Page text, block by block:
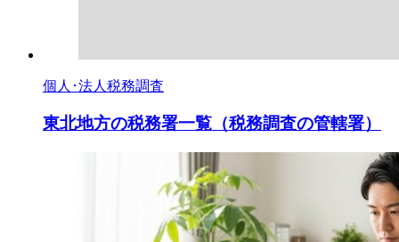
個人･法人税務調査
東北地方の税務署一覧（税務調査の管轄署）